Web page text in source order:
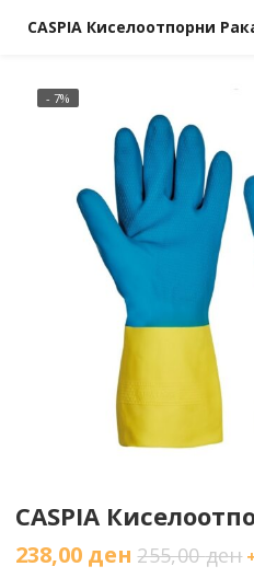
CASPIA Киселоотпорни
- 7%
CASPIA
238,00 ден 255,00ден